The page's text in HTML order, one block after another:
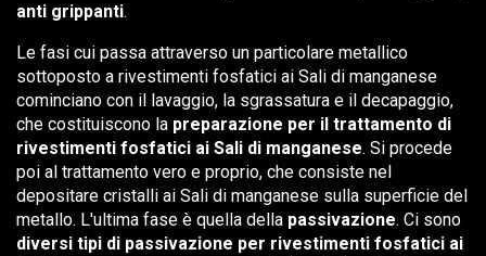
anti grippanti.
Le fasi cui passa attraverso un particolare metallico
sottoposto a rivestimenti fosfatici ai Sali di manganese
cominciano con il lavaggio, la sgrassatura e il decapaggio,
che costituiscono la preparazione per il trattamento di
rivestimenti fosfatici ai Sali di manganese. Si procede
poi al trattamento vero e proprio, che consiste nel
depositare cristalli ai Sali di manganese sulla superficie del
metallo. L'ultima fase è quella della passivazione. Ci sono
diversi tipi di passivazione per rivestimenti fosfatici ai